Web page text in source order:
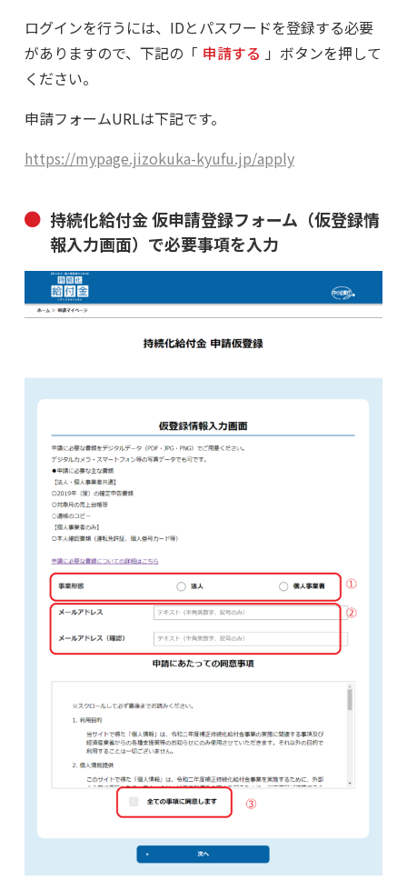
ログインを行うには、IDとパスワードを登録する必要
がありますので、下記の「 申請する 」ボタンを押して
ください。
申請フォームURLは下記です。
https://mypage.jizokuka-kyufu.jp/apply
持続化給付金 仮申請登録フォーム（仮登録情
報入力画面）で必要事項を入力